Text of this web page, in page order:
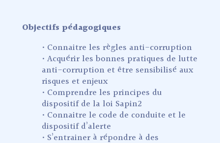
Objectifs pédagogiques
• Connaitre les règles anti-corruption
• Acquérir les bonnes pratiques de lutte
anti-corruption et être sensibilisé aux
risques et enjeux
• Comprendre les principes du
dispositif de la loi Sapin2
• Connaitre le code de conduite et le
dispositif d’alerte
• S’entrainer à répondre à des